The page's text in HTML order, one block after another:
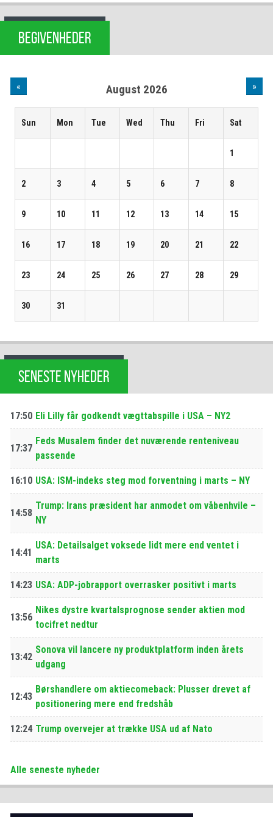
BEGIVENHEDER
« August 2026 »
Sun Mon Tue Wed Thu Fri Sat
1
2 3 4 5 6 7 8
9 10 11 12 13 14 15
16 17 18 19 20 21 22
23 24 25 26 27 28 29
30 31
SENESTE NYHEDER
17:50 Eli Lilly får godkendt vægttabspille i USA – NY2
17:37
Feds Musalem finder det nuværende renteniveau
passende
16:10 USA: ISM-indeks steg mod forventning i marts – NY
14:58
Trump: Irans præsident har anmodet om våbenhvile –
NY
14:41
USA: Detailsalget voksede lidt mere end ventet i
marts
14:23 USA: ADP-jobrapport overrasker positivt i marts
13:56
Nikes dystre kvartalsprognose sender aktien mod
tocifret nedtur
13:42
Sonova vil lancere ny produktplatform inden årets
udgang
12:43
Børshandlere om aktiecomeback: Plusser drevet af
positionering mere end fredshåb
12:24 Trump overvejer at trække USA ud af Nato
Alle seneste nyheder